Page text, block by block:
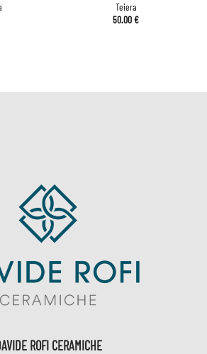
Teiera
50.00€
ROFI CERAMICHE